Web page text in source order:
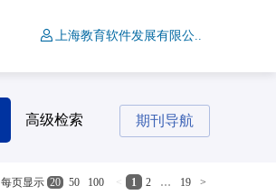
上海教育软件发展有限公..
高级检索 期刊导航
< 1 2 … 19 >
每页显示 20 50 100